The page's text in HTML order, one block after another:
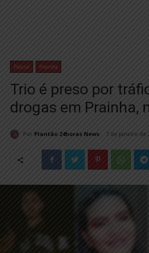
Policial Prainha
Trio é preso por
drogas em Prainha,
Por Plantão 24horas News 7 de janeiro de